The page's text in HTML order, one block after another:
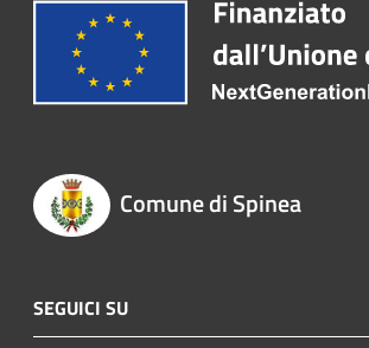
Comune di Spinea
SEGUICI SU